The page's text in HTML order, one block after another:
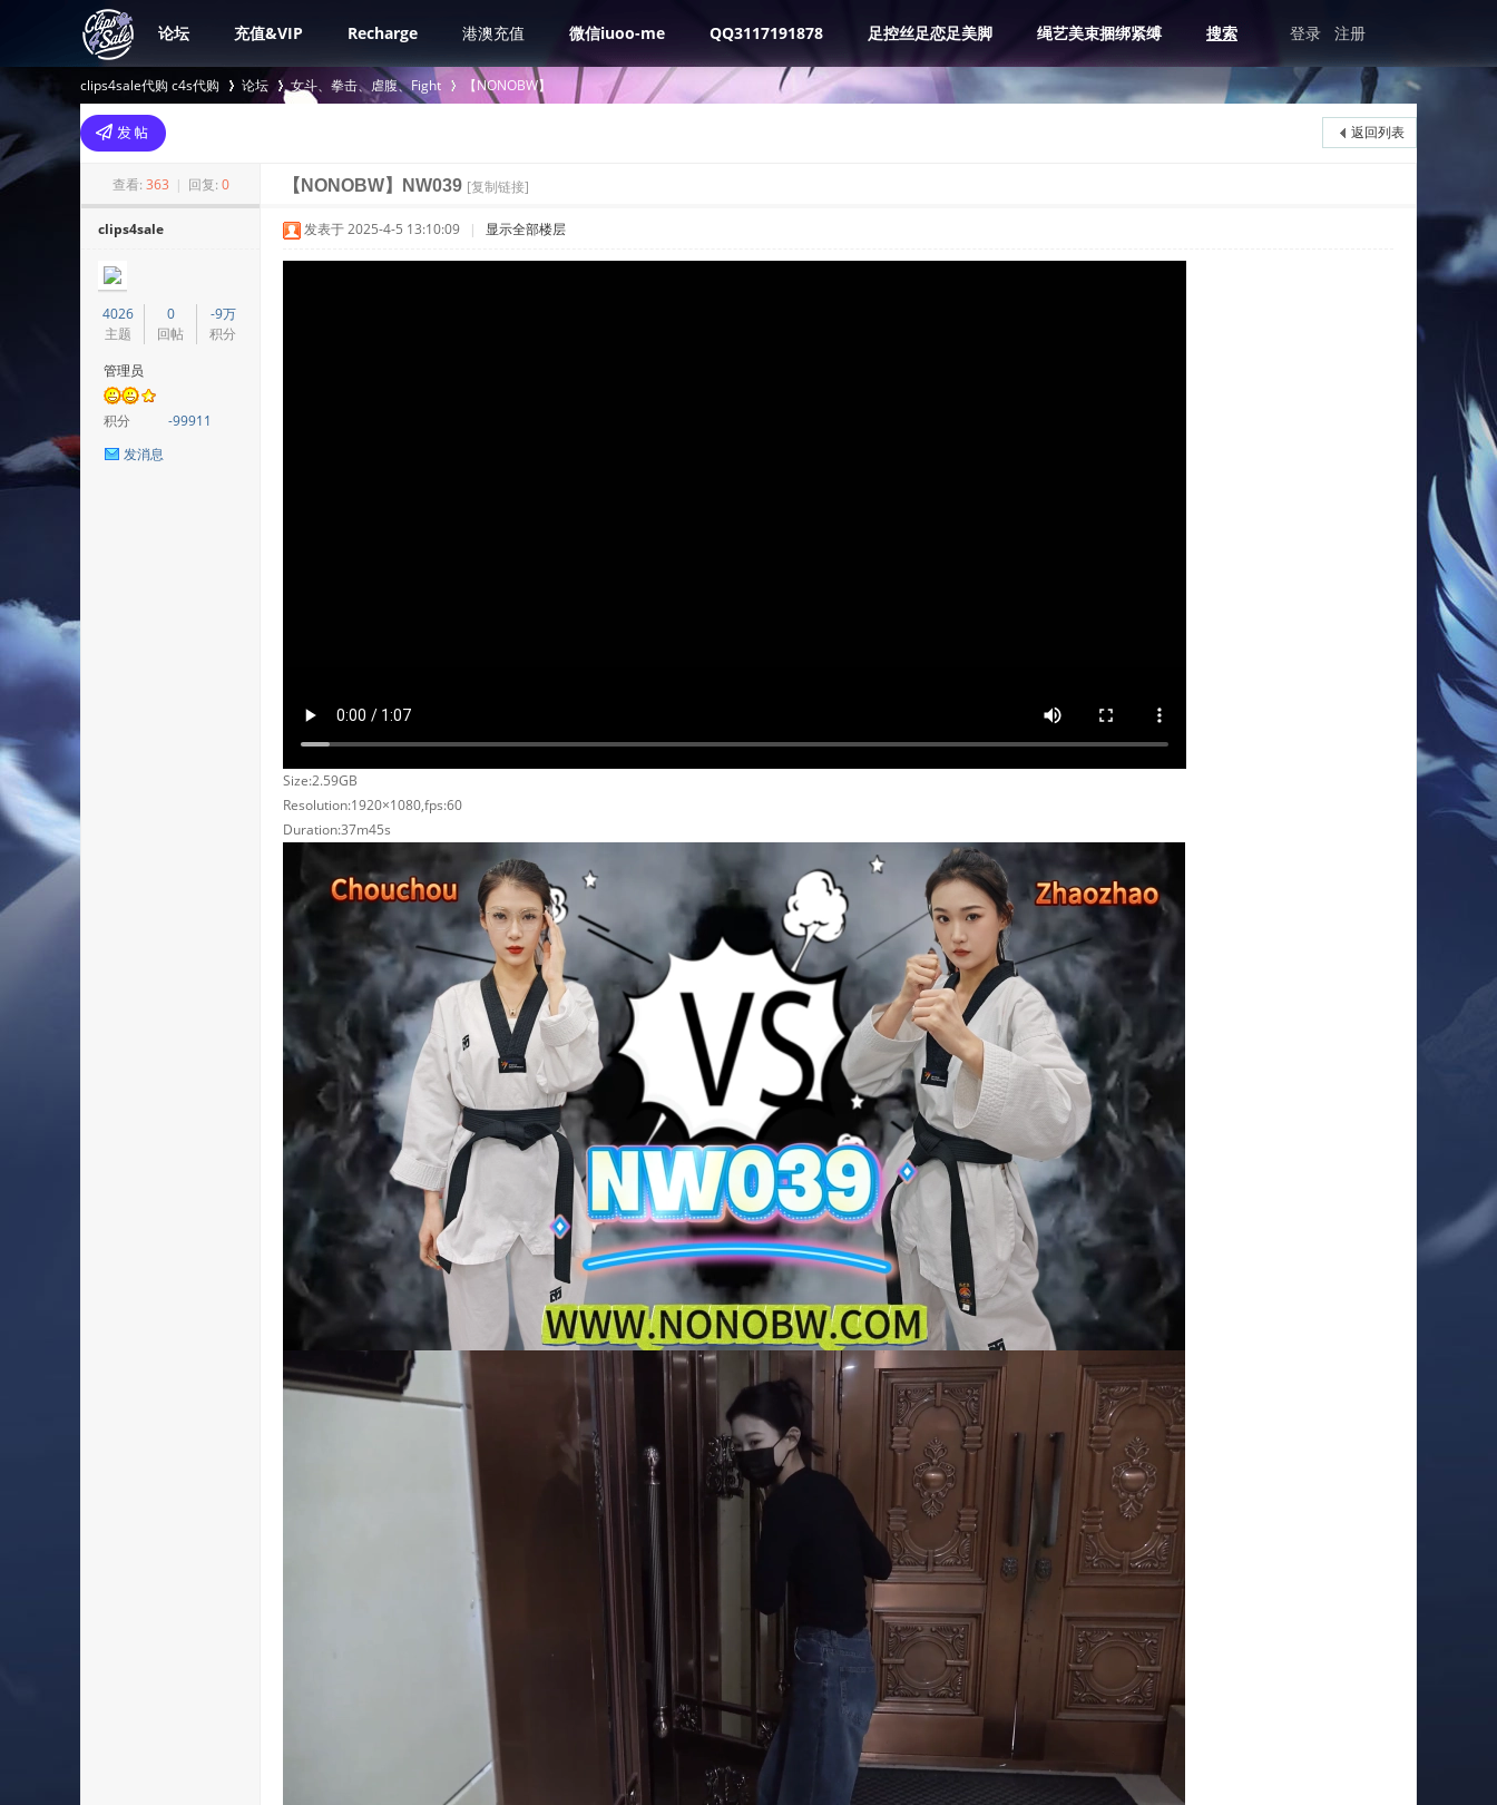
论坛 充值&VIP Recharge 港澳充值 微信iuoo-me QQ3117191878 足控丝足恋足美脚 绳艺美束捆绑紧缚 搜索 登录 注册
clips4sale代购 c4s代购
>
论坛 女斗、拳击、虐腹、Fight
›
【NONOBW】
返回列表
查看: 363 | 回复: 0 【NONOBW】NW039 [复制链接]
clips4sale
4026
主题
0
回帖
-9万
积分
管理员
积分
-99911
发消息
发表于 2025-4-5 13:10:09 | 显示全部楼层
Size:2.59GB
Resolution:1920×1080,fps:60
Duration:37m45s